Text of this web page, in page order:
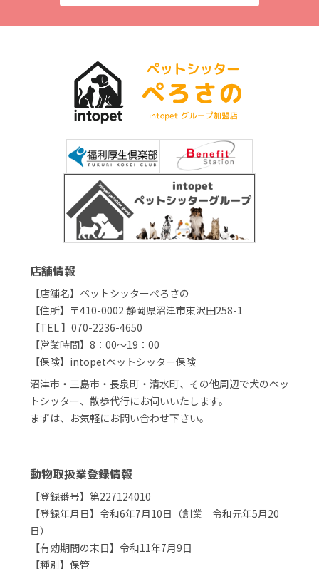
店舗情報
【店舗名】ペットシッターぺろさの
【住所】〒410-0002 静岡県沼津市東沢田258-1
【TEL 】070-2236-4650
【営業時間】8：00～19：00
【保険】intopetペットシッター保険
沼津市・三島市・長泉町・清水町、その他周辺で犬のペッ
トシッター、散歩代行にお伺いいたします。
まずは、お気軽にお問い合わせ下さい。
動物取扱業登録情報
【登録番号】第227124010
【登録年月日】令和6年7月10日（創業 令和元年5月20
日）
【有効期間の末日】令和11年7月9日
【種別】保管